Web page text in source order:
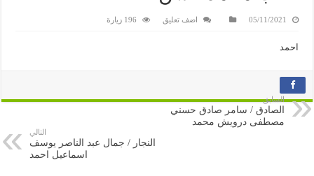
05/11/2021 اضف تعليق 196 زيارة
احمد
السابق
الصادق / سامر صادق حسني
مصطفى درويش محمد
التالي
النجار / جمال عبد الناصر يوسف
اسماعيل احمد